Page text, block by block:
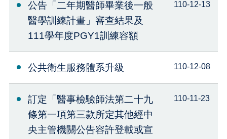
公告「二年期醫師畢業後一般
醫學訓練計畫」審查結果及
111學年度PGY1訓練容額
110-12-13
公共衛生服務體系升級 110-12-08
訂定「醫事檢驗師法第二十九
條第一項第三款所定其他經中
央主管機關公告容許登載或宣
110-11-23